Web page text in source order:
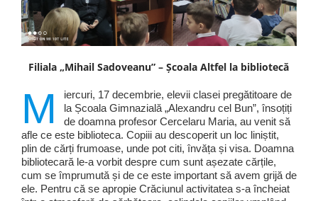
Filiala „Mihail Sadoveanu” – Școala Altfel la bibliotecă
M
iercuri, 17 decembrie, elevii clasei pregătitoare de
la Școala Gimnazială „Alexandru cel Bun”, însoțiți
de doamna profesor Cercelaru Maria, au venit să
afle ce este biblioteca. Copiii au descoperit un loc liniștit,
plin de cărți frumoase, unde pot citi, învăța și visa. Doamna
bibliotecară le-a vorbit despre cum sunt așezate cărțile,
cum se împrumută și de ce este important să avem grijă de
ele. Pentru că se apropie Crăciunul activitatea s-a încheiat